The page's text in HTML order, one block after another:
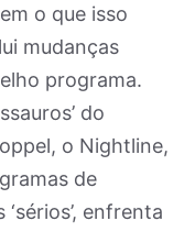
o que isso
mudanças
programa.
do
o Nightline,
de
enfrenta